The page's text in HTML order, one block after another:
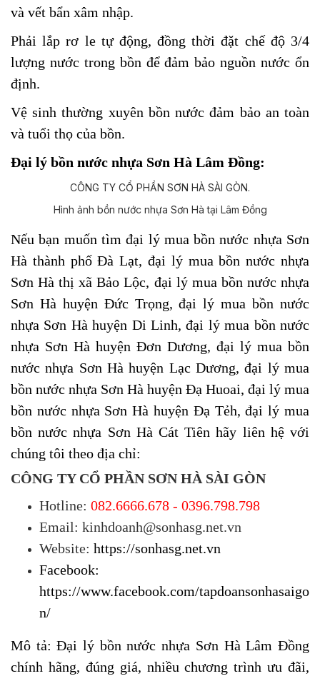
và vết bẩn xâm nhập.
Phải lắp rơ le tự động, đồng thời đặt chế độ 3/4
lượng nước trong bồn để đảm bảo nguồn nước ổn
định.
Vệ sinh thường xuyên bồn nước đảm bảo an toàn
và tuổi thọ của bồn.
Đại lý bồn nước nhựa Sơn Hà Lâm Đồng:
Hình ảnh bồn nước nhựa Sơn Hà tại Lâm Đồng
Nếu bạn muốn tìm đại lý mua bồn nước nhựa Sơn
Hà thành phố Đà Lạt,đại lý mua bồn nước nhựa
Sơn Hà thị xã Bảo Lộc, đại lý mua bồn nước nhựa
Sơn Hà huyện Đức Trọng, đại lý mua bồn nước
nhựa Sơn Hà huyện Di Linh,đại lý mua bồn nước
nhựa Sơn Hà huyện Đơn Dương, đại lý mua bồn
nước nhựa Sơn Hà huyện Lạc Dương,đại lý mua
bồn nước nhựa Sơn Hà huyện Đạ Huoai, đại lý mua
bồn nước nhựa Sơn Hà huyện Đạ Tẻh, đại lý mua
bồn nước nhựa Sơn Hà Cát Tiên hãy liên hệ với
chúng tôi theo địa chỉ:
CÔNG TY CỔ PHẦN SƠN HÀ SÀI GÒN
Hotline: 082.6666.678 - 0396.798.798
Email: kinhdoanh@sonhasg.net.vn
Website: https://sonhasg.net.vn
Facebook:
https://www.facebook.com/tapdoansonhasaigo
n/
Mô tả: Đại lý bồn nước nhựa Sơn Hà Lâm Đồng
chính hãng, đúng giá, nhiều chương trình ưu đãi,